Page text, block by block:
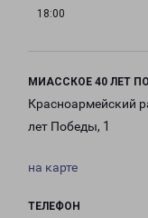
18:00
МИАССКОЕ 40 ЛЕТ
Красноармейский
лет Победы, 1
на карте
ТЕЛЕФОН